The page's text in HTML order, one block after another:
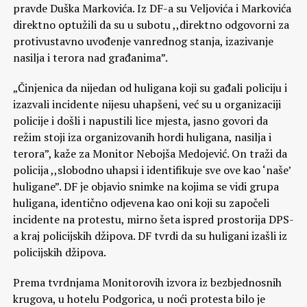
pravde Duška Markovića. Iz DF-a su Veljovića i Markovića
direktno optužili da su u subotu ,,direktno odgovorni za
protivustavno uvođenje vanrednog stanja, izazivanje
nasilja i terora nad građanima”.
„Činjenica da nijedan od huligana koji su gađali policiju i
izazvali incidente nijesu uhapšeni, već su u organizaciji
policije i došli i napustili lice mjesta, jasno govori da
režim stoji iza organizovanih hordi huligana, nasilja i
terora”, kaže za Monitor Nebojša Medojević. On traži da
policija ,,slobodno uhapsi i identifikuje sve ove kao ‘naše’
huligane”. DF je objavio snimke na kojima se vidi grupa
huligana, identično odjevena kao oni koji su započeli
incidente na protestu, mirno šeta ispred prostorija DPS-
a kraj policijskih džipova. DF tvrdi da su huligani izašli iz
policijskih džipova.
Prema tvrdnjama Monitorovih izvora iz bezbjednosnih
krugova, u hotelu Podgorica, u noći protesta bilo je